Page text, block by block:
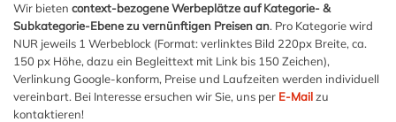
Wir bieten context-bezogene Werbeplätze auf Kategorie- &
Subkategorie-Ebene zu vernünftigen Preisen an. Pro Kategorie wird
NUR jeweils 1 Werbeblock (Format: verlinktes Bild 220px Breite, ca.
150 px Höhe, dazu ein Begleittext mit Link bis 150 Zeichen),
Verlinkung Google-konform, Preise und Laufzeiten werden individuell
vereinbart. Bei Interesse ersuchen wir Sie, uns per E-Mailzu
kontaktieren!